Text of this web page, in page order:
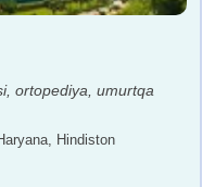
ortopediya, umurtqa
Hindiston